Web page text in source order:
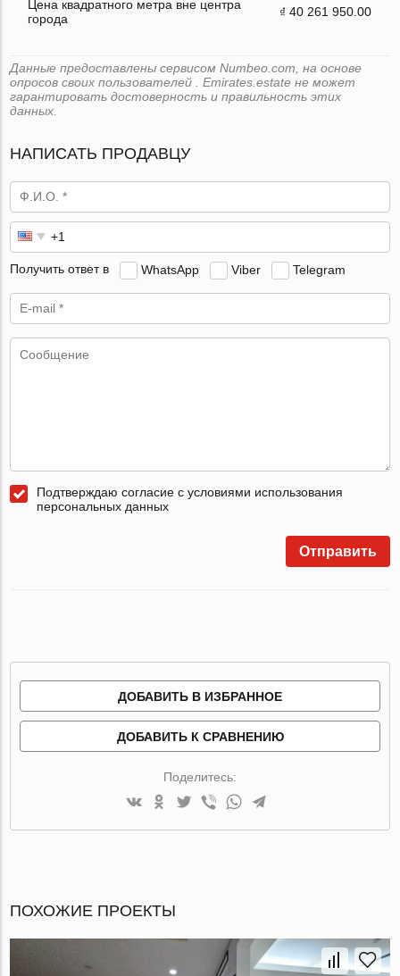
Цена квадратного метра вне центра
города
₫ 40 261 950.00
Данные предоставлены сервисом Numbeo.com, на основе
опросов своих пользователей . Emirates.estate не может
гарантировать достоверность и правильность этих
данных.
НАПИСАТЬ ПРОДАВЦУ
Получить ответ в WhatsApp Viber Telegram
Подтверждаю согласие с условиями использования
персональных данных
Отправить
ДОБАВИТЬ В ИЗБРАННОЕ
ДОБАВИТЬ К СРАВНЕНИЮ
Поделитесь:
ПОХОЖИЕ ПРОЕКТЫ